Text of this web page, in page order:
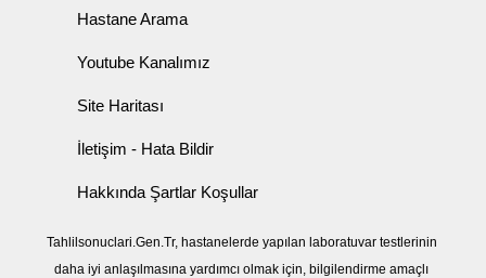
Hastane Arama
Youtube Kanalımız
Site Haritası
İletişim - Hata Bildir
Hakkında Şartlar Koşullar
Tahlilsonuclari.Gen.Tr, hastanelerde yapılan laboratuvar testlerinin
daha iyi anlaşılmasına yardımcı olmak için, bilgilendirme amaçlı